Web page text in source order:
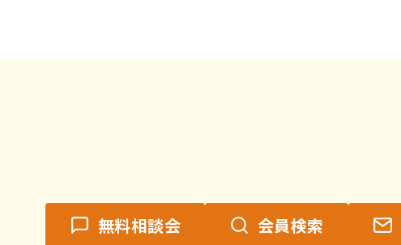
無料相談会 会員検索